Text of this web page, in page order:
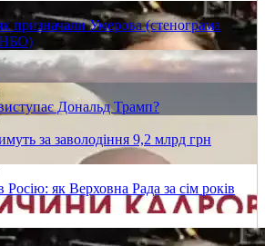
призначали Умерова (стенограма
Дональд Трамп?
за заволодіння 9,2 млрд грн
Росію: як Верховна Рада за сім років